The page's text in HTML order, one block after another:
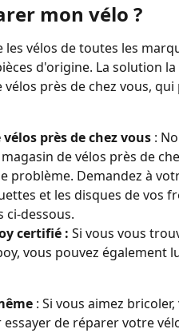
mon vélo ?
vélos de toutes les
d'origine. La solution
vélos près de chez vous,
près de chez vous :
de vélos près de
problème. Demandez à
et les disques de vos
ci-dessous.
certifié : Si vous vous
vous pouvez également
: Si vous aimez
de réparer votre